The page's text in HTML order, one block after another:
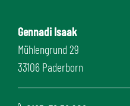
Gennadi Isaak
Mühlengrund 29
33106 Paderborn